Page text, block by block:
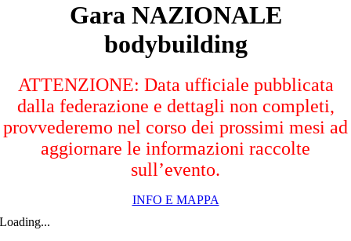
Gara NAZIONALE
bodybuilding
ATTENZIONE: Data ufficiale pubblicata
dalla federazione e dettagli non completi,
provvederemo nel corso dei prossimi mesi ad
aggiornare le informazioni raccolte
sull’evento.
INFO E MAPPA
Loading...